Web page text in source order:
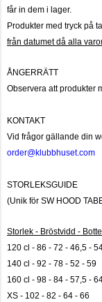
får in dem i lager.
Produkter med tryck på
från datumet då alla
ÅNGERRÄTT
Observera att produkter
KONTAKT
Vid frågor gällande din
order@klubbhuset.com
STORLEKSGUIDE
(Unik för SW HOOD
Storlek - Bröstvidd -
120 cl - 86 - 72 - 46,5 -
140 cl - 92 - 78 - 52 - 59
160 cl - 98 - 84 - 57,5 -
XS - 102 - 82 - 64 - 66